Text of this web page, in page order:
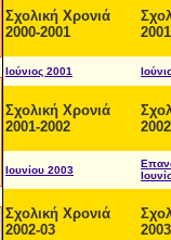
Σχολική Χρονιά
2000-2001
Ιούνιος 2001
Σχολική Χρονιά
2001-2002
Ιουνίου 2003
Σχολική Χρονιά
2002-03